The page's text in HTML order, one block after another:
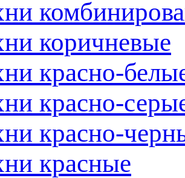
коричневые
красно-
красно-
красно-
красные